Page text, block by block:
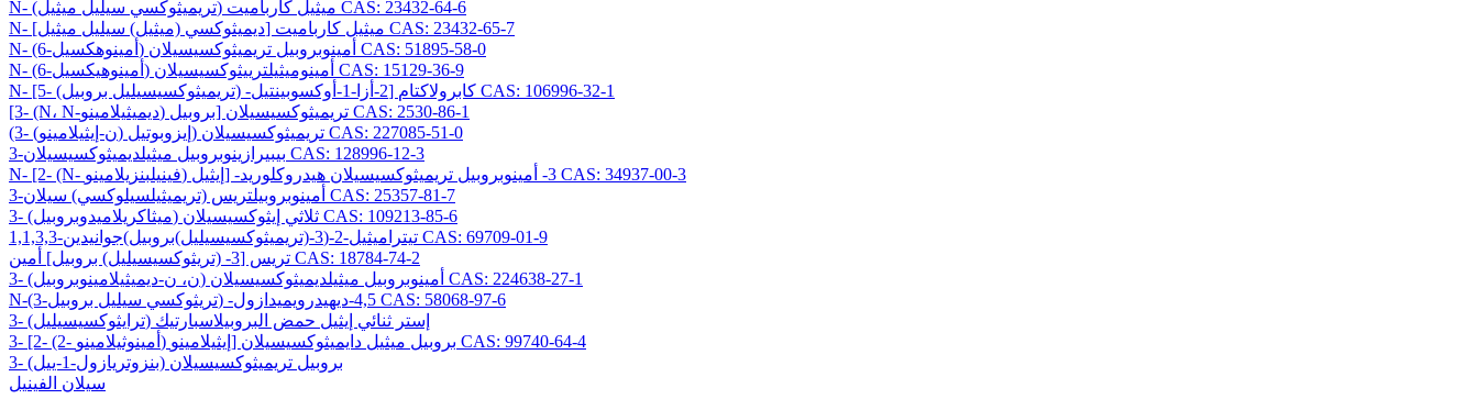
N- (تريميثوكسي سيليل ميثيل) ميثيل كارباميت CAS: 23432-64-6
N- [ديميثوكسي (ميثيل) سيليل ميثيل] ميثيل كارباميت CAS: 23432-65-7
N- (6-أمينوهكسيل) أمينوبروبيل تريميثوكسيسيلان CAS: 51895-58-0
N- (6-أمينوهيكسيل) أمينوميثيلترييثوكسيسيلان CAS: 15129-36-9
N- [5- (تريميثوكسيسيليل بروبيل) -2-أزا-1-أوكسوبينتيل] كابرولاكتام CAS: 106996-32-1
[3- (N، N-ديميثيلامينو) بروبيل] تريميثوكسيسيلان CAS: 2530-86-1
(3- (ن-إيثيلامينو) إيزوبوتيل) تريميثوكسيسيلان CAS: 227085-51-0
3-بيبيرازينوبروبيل ميثيلديميثوكسيسيلان CAS: 128996-12-3
N- [2- (N- فينيلبنزيلامينو) إيثيل] -3- أمينوبروبيل تريميثوكسيسيلان هيدروكلوريد CAS: 34937-00-3
3-أمينوبروبيلتريس (تريميثيلسيلوكسي) سيلان CAS: 25357-81-7
3- (ميثاكريلاميدوبروبيل) ثلاثي إيثوكسيسيلان CAS: 109213-85-6
1,1,3,3-تيتراميثيل-2-(3-(تريميثوكسيسيليل)بروبيل)جوانيدين CAS: 69709-01-9
تريس [3- (تريثوكسيسيليل) بروبيل] أمين CAS: 18784-74-2
3- (ن، ن-ديميثيلامينوبروبيل) أمينوبروبيل ميثيلديميثوكسيسيلان CAS: 224638-27-1
N-(3-تريثوكسي سيليل بروبيل) -4,5-ديهيدرويميدازول CAS: 58068-97-6
3- (ترايثوكسيسيليل) إستر ثنائي إيثيل حمض البروبيلاسبارتيك
3- [2- (2- أمينوثيلامينو) إيثيلامينو] بروبيل ميثيل دايميثوكسيسيلان CAS: 99740-64-4
3- (بنزوتريازول-1-ييل) بروبيل تريميثوكسيسيلان
سيلان الفينيل